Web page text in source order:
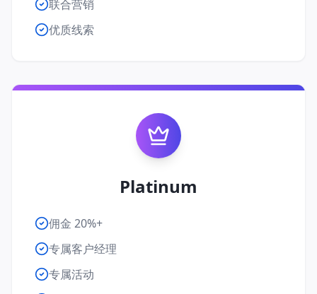
联合营销
优质线索
Platinum
佣金 20%+
专属客户经理
专属活动